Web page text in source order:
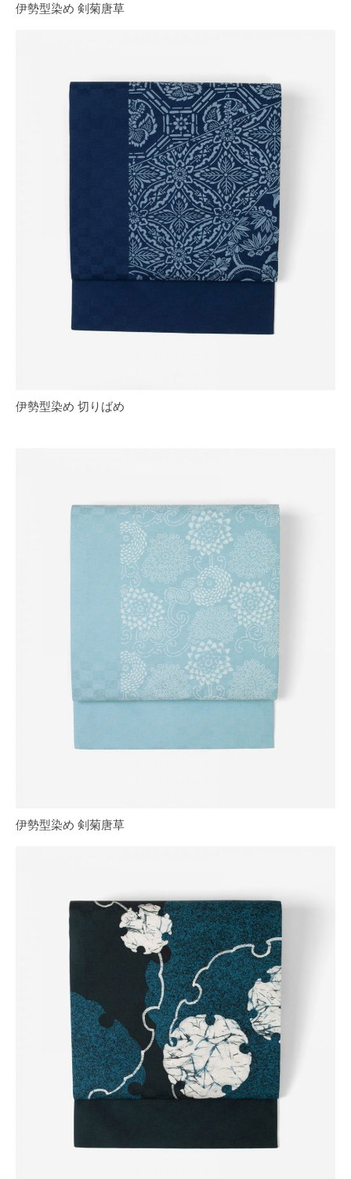
伊勢型染め 剣菊唐草
伊勢型染め 切りばめ
伊勢型染め 剣菊唐草